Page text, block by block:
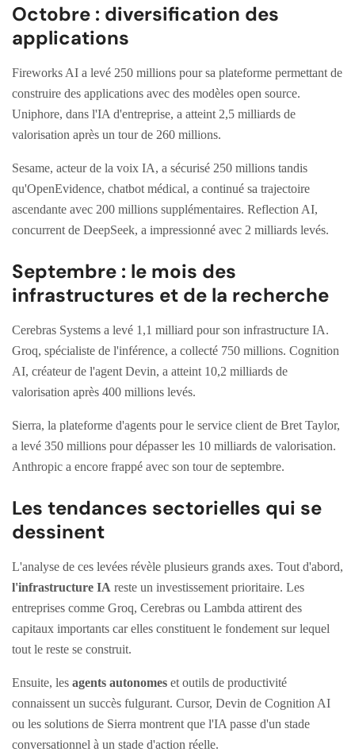
Octobre : diversification des
applications
Fireworks AI a levé 250 millions pour sa plateforme permettant de
construire des applications avec des modèles open source.
Uniphore, dans l'IA d'entreprise, a atteint 2,5 milliards de
valorisation après un tour de 260 millions.
Sesame, acteur de la voix IA, a sécurisé 250 millions tandis
qu'OpenEvidence, chatbot médical, a continué sa trajectoire
ascendante avec 200 millions supplémentaires. Reflection AI,
concurrent de DeepSeek, a impressionné avec 2 milliards levés.
Septembre : le mois des
infrastructures et de la recherche
Cerebras Systems a levé 1,1 milliard pour son infrastructure IA.
Groq, spécialiste de l'inférence, a collecté 750 millions. Cognition
AI, créateur de l'agent Devin, a atteint 10,2 milliards de
valorisation après 400 millions levés.
Sierra, la plateforme d'agents pour le service client de Bret Taylor,
a levé 350 millions pour dépasser les 10 milliards de valorisation.
Anthropic a encore frappé avec son tour de septembre.
Les tendances sectorielles qui se
dessinent
L'analyse de ces levées révèle plusieurs grands axes. Tout d'abord,
l'infrastructure IA reste un investissement prioritaire. Les
entreprises comme Groq, Cerebras ou Lambda attirent des
capitaux importants car elles constituent le fondement sur lequel
tout le reste se construit.
Ensuite, les agents autonomes et outils de productivité
connaissent un succès fulgurant. Cursor, Devin de Cognition AI
ou les solutions de Sierra montrent que l'IA passe d'un stade
conversationnel à un stade d'action réelle.